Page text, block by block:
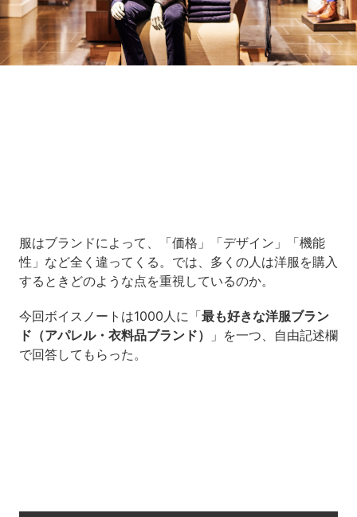
服はブランドによって、「価格」「デザイン」「機能
性」など全く違ってくる。では、多くの人は洋服を購入
するときどのような点を重視しているのか。
今回ボイスノートは1000人に「最も好きな洋服ブラン
ド（アパレル・衣料品ブランド）
」を一つ、自由記述欄
で回答してもらった。